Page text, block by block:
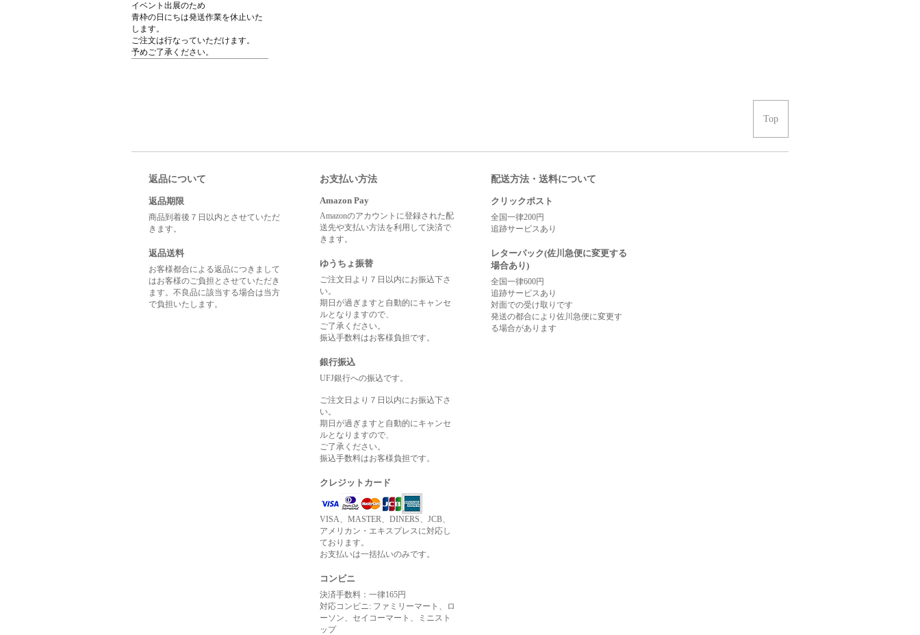
イベント出展のため
青枠の日にちは発送作業を休止いた
します。
ご注文は行なっていただけます。
予めご了承ください。
Top
返品について
返品期限
商品到着後７日以内とさせていただ
きます。
返品送料
お客様都合による返品につきまして
はお客様のご負担とさせていただき
ます。不良品に該当する場合は当方
で負担いたします。
お支払い方法
Amazon Pay
Amazonのアカウントに登録された配
送先や支払い方法を利用して決済で
きます。
ゆうちょ振替
ご注文日より７日以内にお振込下さ
い。
期日が過ぎますと自動的にキャンセ
ルとなりますので、
ご了承ください。
振込手数料はお客様負担です。
銀行振込
UFJ銀行への振込です。
ご注文日より７日以内にお振込下さ
い。
期日が過ぎますと自動的にキャンセ
ルとなりますので、
ご了承ください。
振込手数料はお客様負担です。
クレジットカード
VISA、MASTER、DINERS、JCB、
アメリカン・エキスプレスに対応し
ております。
お支払いは一括払いのみです。
コンビニ
決済手数料：一律165円
対応コンビニ: ファミリーマート、ロ
ーソン、セイコーマート、ミニスト
ップ
配送方法・送料について
クリックポスト
全国一律200円
追跡サービスあり
レターパック(佐川急便に変更する
場合あり)
全国一律600円
追跡サービスあり
対面での受け取りです
発送の都合により佐川急便に変更す
る場合があります